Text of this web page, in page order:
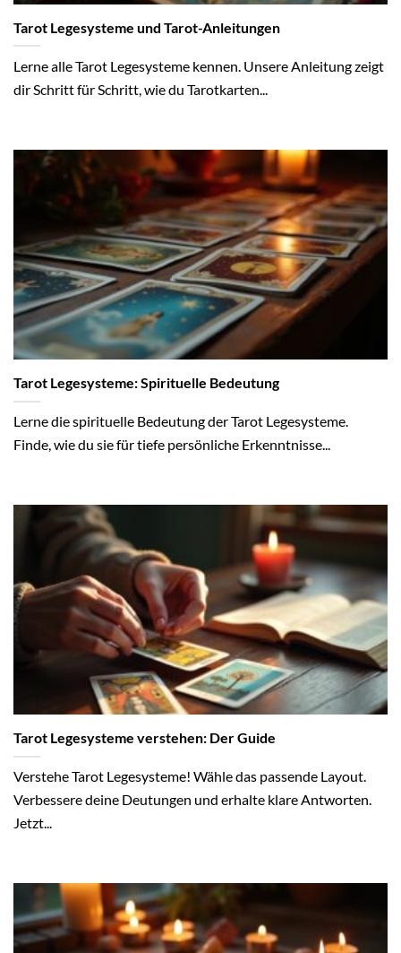
Tarot Legesysteme und Tarot-Anleitungen
Lerne alle Tarot Legesysteme kennen. Unsere Anleitung zeigt
dir Schritt für Schritt, wie du Tarotkarten...
Tarot Legesysteme: Spirituelle Bedeutung
Lerne die spirituelle Bedeutung der Tarot Legesysteme.
Finde, wie du sie für tiefe persönliche Erkenntnisse...
Tarot Legesysteme verstehen: Der Guide
Verstehe Tarot Legesysteme! Wähle das passende Layout.
Verbessere deine Deutungen und erhalte klare Antworten.
Jetzt...